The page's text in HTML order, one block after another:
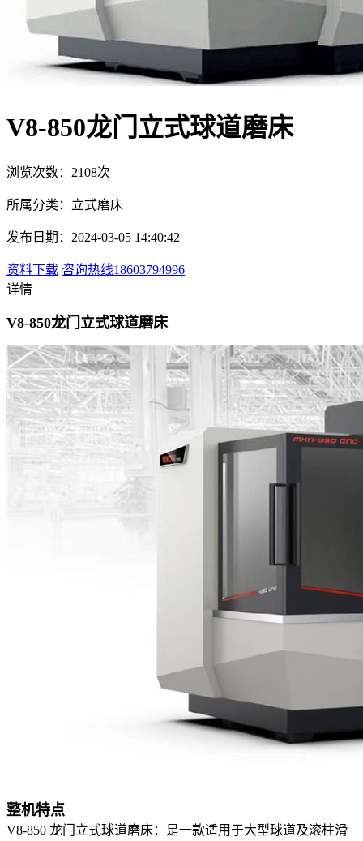
V8-850龙门立式球道磨床
浏览次数：2108次
所属分类：立式磨床
发布日期：2024-03-05 14:40:42
资料下载 咨询热线18603794996
详情
V8-850龙门立式球道磨床
整机特点
V8-850 龙门立式球道磨床：是一款适用于大型球道及滚柱滑